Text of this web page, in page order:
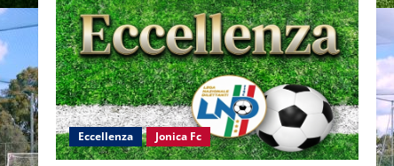
Eccellenza Jonica Fc